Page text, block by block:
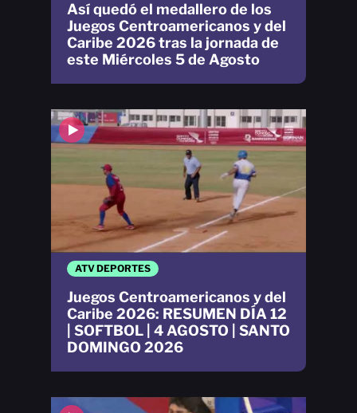
ATV DEPORTES
Juegos Centroamericanos y del
Caribe 2026: RESUMEN DÍA 12
| SOFTBOL | 4 AGOSTO | SANTO
DOMINGO 2026
Así quedó el medallero de los
Juegos Centroamericanos y del
Caribe 2026 tras la jornada de
este Miércoles 5 de Agosto